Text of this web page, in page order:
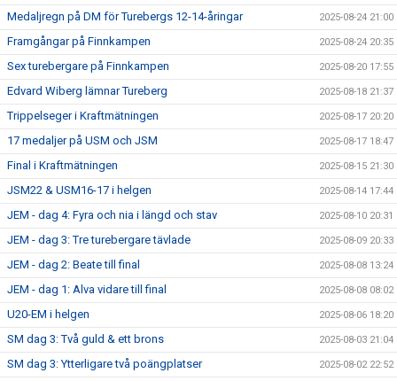
Medaljregn på DM för Turebergs 12-14-åringar 2025-08-24 21:00
Framgångar på Finnkampen 2025-08-24 20:35
Sex turebergare på Finnkampen 2025-08-20 17:55
Edvard Wiberg lämnar Tureberg 2025-08-18 21:37
Trippelseger i Kraftmätningen 2025-08-17 20:20
17 medaljer på USM och JSM 2025-08-17 18:47
Final i Kraftmätningen 2025-08-15 21:30
JSM22 & USM16-17 i helgen 2025-08-14 17:44
JEM - dag 4: Fyra och nia i längd och stav 2025-08-10 20:31
JEM - dag 3: Tre turebergare tävlade 2025-08-09 20:33
JEM - dag 2: Beate till final 2025-08-08 13:24
JEM - dag 1: Alva vidare till final 2025-08-08 08:02
U20-EM i helgen 2025-08-06 18:20
SM dag 3: Två guld & ett brons 2025-08-03 21:04
SM dag 3: Ytterligare två poängplatser 2025-08-02 22:52